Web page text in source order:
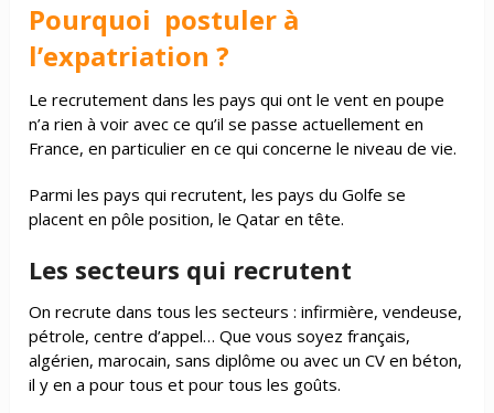
Pourquoi postuler à
l’expatriation ?
Le recrutement dans les pays qui ont le vent en poupe
n’a rien à voir avec ce qu’il se passe actuellement en
France, en particulier en ce qui concerne le niveau de vie.
Parmi les pays qui recrutent, les pays du Golfe se
placent en pôle position, le Qatar en tête.
Les secteurs qui recrutent
On recrute dans tous les secteurs : infirmière, vendeuse,
pétrole, centre d’appel… Que vous soyez français,
algérien, marocain, sans diplôme ou avec un CV en béton,
il y en a pour tous et pour tous les goûts.